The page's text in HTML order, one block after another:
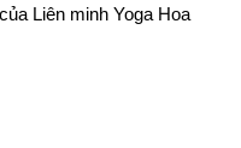
Liên minh Yoga Hoa